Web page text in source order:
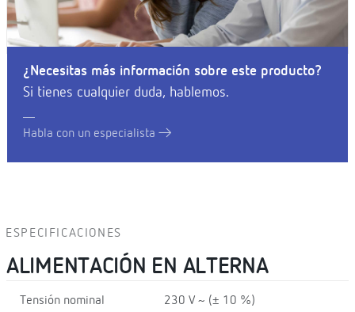
¿Necesitas más información sobre este producto?
Si tienes cualquier duda, hablemos.
Habla con un especialista
ESPECIFICACIONES
ALIMENTACIÓN EN ALTERNA
Tensión nominal 230 V ~ (± 10 %)